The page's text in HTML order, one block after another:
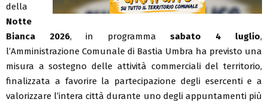
della
Notte
Bianca 2026, in programma sabato 4 luglio,
l’Amministrazione Comunale di Bastia Umbra ha previsto una
misura a sostegno delle attività commerciali del territorio,
finalizzata a favorire la partecipazione degli esercenti e a
valorizzare l’intera città durante uno degli appuntamenti più